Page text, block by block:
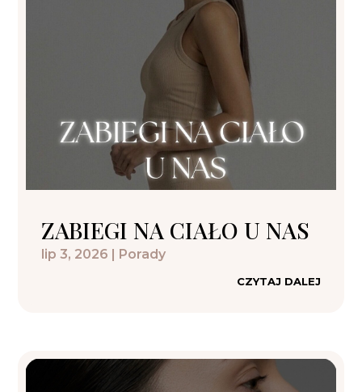
ZABIEGI NA CIAŁO U NAS
lip 3, 2026 Porady
CZYTAJ DALEJ